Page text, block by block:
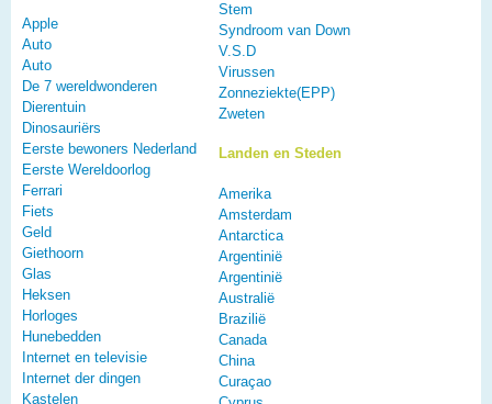
Apple
Auto
Auto
De 7 wereldwonderen
Dierentuin
Dinosauriërs
Eerste bewoners Nederland
Eerste Wereldoorlog
Ferrari
Fiets
Geld
Giethoorn
Glas
Heksen
Horloges
Hunebedden
Internet en televisie
Internet der dingen
Kastelen
Stem
Syndroom van Down
V.S.D
Virussen
Zonneziekte(EPP)
Zweten
Landen en Steden
Amerika
Amsterdam
Antarctica
Argentinië
Argentinië
Australië
Brazilië
Canada
China
Curaçao